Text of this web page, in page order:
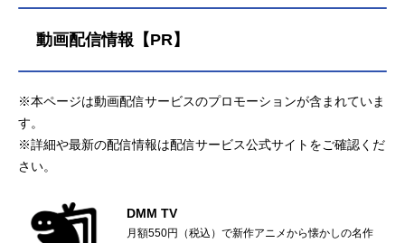
動画配信情報【PR】
※本ページは動画配信サービスのプロモーションが含まれていま
す。
※詳細や最新の配信情報は配信サービス公式サイトをご確認くだ
さい。
DMM TV
月額550円（税込）で新作アニメから懐かしの名作